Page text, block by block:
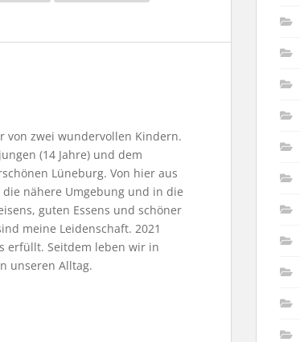
von zwei wundervollen Kindern.
(14 Jahre) und dem
Lüneburg. Von hier aus
nähere Umgebung und in die
guten Essens und schöner
meine Leidenschaft. 2021
erfüllt. Seitdem leben wir in
unseren Alltag.